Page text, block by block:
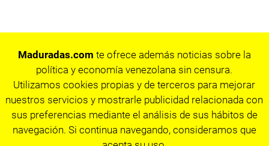
Maduradas.com te ofrece además noticias sobre la
política y economía venezolana sin censura.
Utilizamos cookies propias y de terceros para mejorar
nuestros servicios y mostrarle publicidad relacionada con
sus preferencias mediante el análisis de sus hábitos de
navegación. Si continua navegando, consideramos que